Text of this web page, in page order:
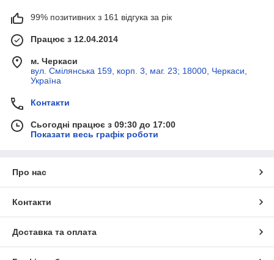
99% позитивних з 161 відгука за рік
Працює з 12.04.2014
м. Черкаси
вул. Смілянська 159, корп. 3, маг. 23; 18000, Черкаси,
Україна
Контакти
Сьогодні працює з 09:30 до 17:00
Показати весь графік роботи
Про нас
Контакти
Доставка та оплата